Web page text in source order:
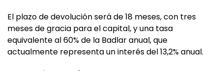
El plazo de devolución será de 18 meses, con tres
meses de gracia para el capital, y una tasa
equivalente al 60% de la Badlar anual, que
actualmente representa un interés del 13,2% anual.